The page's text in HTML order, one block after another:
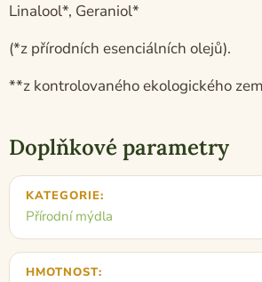
Linalool*, Geraniol*
(*z přírodních esenciálních olejů).
**z kontrolovaného ekologického
Doplňkové parametry
KATEGORIE:
Přírodní mýdla
HMOTNOST: